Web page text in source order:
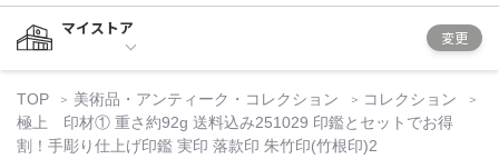
マイストア
変更
TOP 美術品・アンティーク・コレクション
コレクション
極上 印材① 重さ約92g 送料込み251029 印鑑とセットでお得
割！手彫り仕上げ印鑑 実印 落款印 朱竹印(竹根印)2